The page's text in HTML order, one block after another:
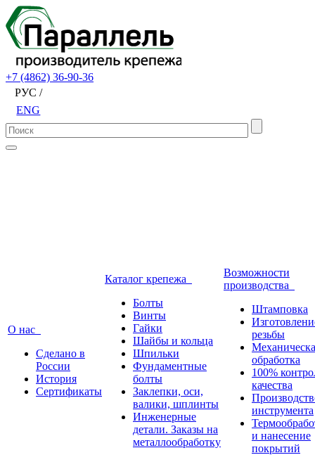
+7 (4862) 36-90-36
РУС /
ENG
О нас
Сделано в
России
История
Сертификаты
Каталог крепежа
Болты
Винты
Гайки
Шайбы и кольца
Шпильки
Фундаментные
болты
Заклепки, оси,
валики, шплинты
Инженерные
детали. Заказы на
металлообработку
Возможности
производства
Штамповка
резьбы
обработка
100%
качества
инструмента
и нанесение
покрытий